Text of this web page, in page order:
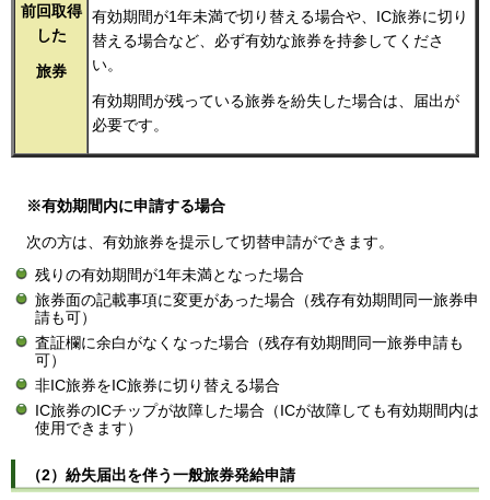
前回取得
した
旅券
有効期間が1年未満で切り替える場合や、IC旅券に切り
替える場合など、必ず有効な旅券を持参してくださ
い。
有効期間が残っている旅券を紛失した場合は、届出が
必要です。
※有効期間内に申請する場合
次の方は、有効旅券を提示して切替申請ができます。
残りの有効期間が1年未満となった場合
旅券面の記載事項に変更があった場合（残存有効期間同一旅券申
請も可）
査証欄に余白がなくなった場合（残存有効期間同一旅券申請も
可）
非IC旅券をIC旅券に切り替える場合
IC旅券のICチップが故障した場合（ICが故障しても有効期間内は
使用できます）
（2）紛失届出を伴う一般旅券発給申請